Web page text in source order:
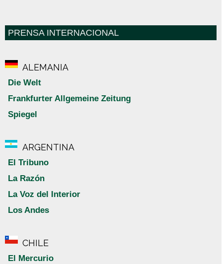
PRENSA INTERNACIONAL
ALEMANIA
Die Welt
Frankfurter Allgemeine Zeitung
Spiegel
ARGENTINA
El Tribuno
La Razón
La Voz del Interior
Los Andes
CHILE
El Mercurio